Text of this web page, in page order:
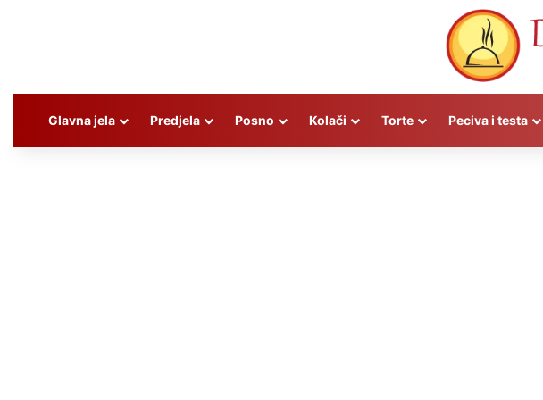
Glavna jela Predjela Posno Kolači Torte Peciva i testa